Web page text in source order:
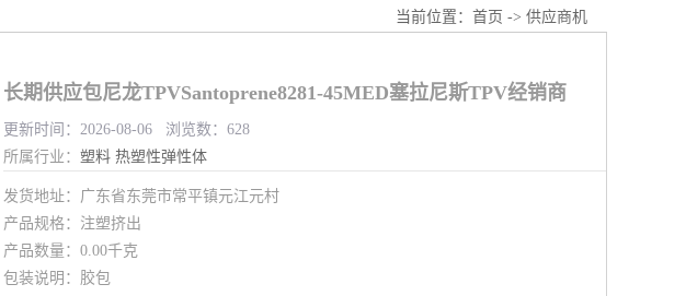
当前位置： 首页 -> 供应商机
长期供应包尼龙TPVSantoprene8281-45MED塞拉尼斯TPV经销商
更新时间：2026-08-06 浏览数：628
所属行业： 塑料 热塑性弹性体
发货地址：广东省东莞市常平镇元江元村
产品规格：注塑挤出
产品数量：0.00千克
包装说明：胶包